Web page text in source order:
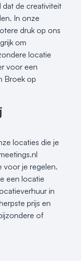
dat de creativiteit
In onze
druk op ons
om
locatie
voor een
Broek op
locaties die je
voor je regelen.
een locatie
in
prijs en
of